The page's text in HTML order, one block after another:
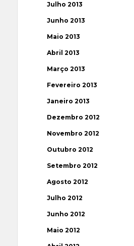
Julho 2013
Junho 2013
Maio 2013
Abril 2013
Março 2013
Fevereiro 2013
Janeiro 2013
Dezembro 2012
Novembro 2012
Outubro 2012
Setembro 2012
Agosto 2012
Julho 2012
Junho 2012
Maio 2012